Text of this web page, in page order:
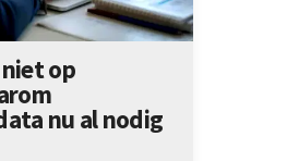
op
nu al nodig